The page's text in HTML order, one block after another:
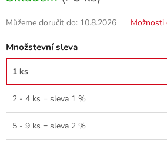
Můžeme doručit do: 10.8.2026 Možnosti
Množstevní sleva
1 ks
2 - 4 ks = sleva 1 %
5 - 9 ks = sleva 2 %